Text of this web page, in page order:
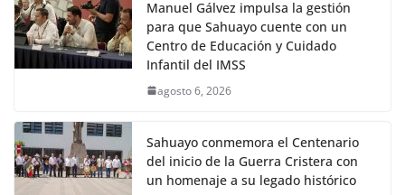
Manuel Gálvez impulsa la gestión
para que Sahuayo cuente con un
Centro de Educación y Cuidado
Infantil del IMSS
agosto 6, 2026
Sahuayo conmemora el Centenario
del inicio de la Guerra Cristera con
un homenaje a su legado histórico